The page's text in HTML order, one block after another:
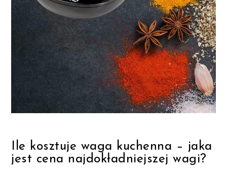
Ile kosztuje waga kuchenna – jaka
jest cena najdokładniejszej wagi?